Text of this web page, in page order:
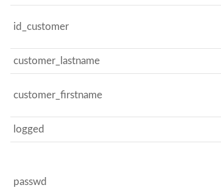
id_customer
customer_lastname
customer_firstname
logged
passwd